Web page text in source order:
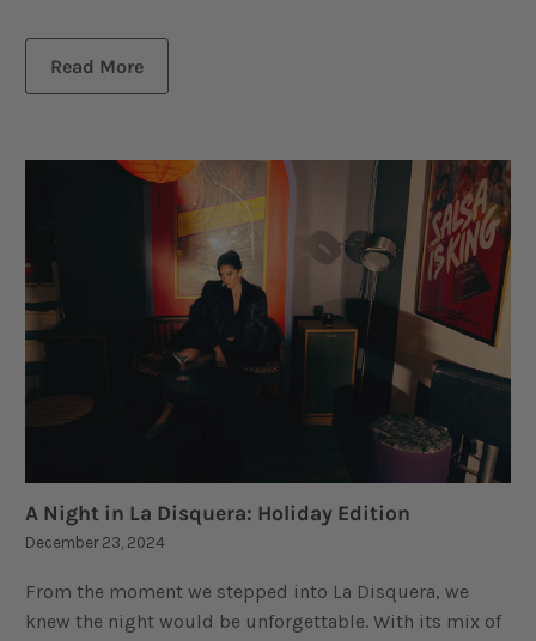
Read More
A Night in La Disquera: Holiday Edition
December 23, 2024
From the moment we stepped into La Disquera, we
knew the night would be unforgettable. With its mix of